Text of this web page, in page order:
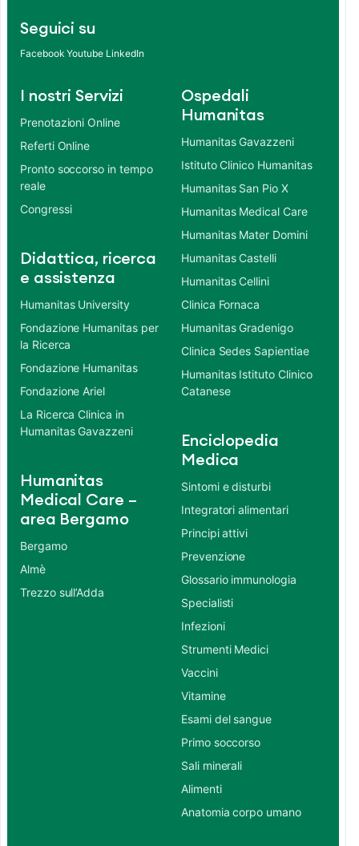
Seguici su
Facebook Youtube LinkedIn
I nostri Servizi
Prenotazioni Online
Referti Online
Pronto soccorso in tempo
reale
Congressi
Didattica, ricerca
e assistenza
Humanitas University
Fondazione Humanitas per
la Ricerca
Fondazione Humanitas
Fondazione Ariel
La Ricerca Clinica in
Humanitas Gavazzeni
Humanitas
Medical Care –
area Bergamo
Bergamo
Almè
Trezzo sull’Adda
Ospedali
Humanitas
Humanitas Gavazzeni
Istituto Clinico Humanitas
Humanitas San Pio X
Humanitas Medical Care
Humanitas Mater Domini
Humanitas Castelli
Humanitas Cellini
Clinica Fornaca
Humanitas Gradenigo
Clinica Sedes Sapientiae
Humanitas Istituto Clinico
Catanese
Enciclopedia
Medica
Sintomi e disturbi
Integratori alimentari
Principi attivi
Prevenzione
Glossario immunologia
Specialisti
Infezioni
Strumenti Medici
Vaccini
Vitamine
Esami del sangue
Primo soccorso
Sali minerali
Alimenti
Anatomia corpo umano